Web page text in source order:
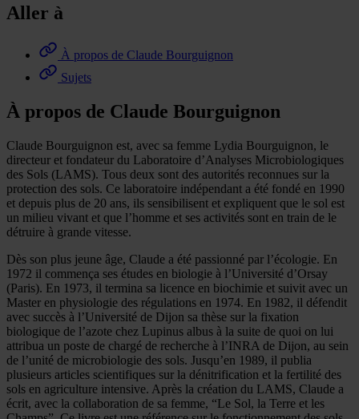
Aller à
À propos de Claude Bourguignon
Sujets
À propos de Claude Bourguignon
Claude Bourguignon est, avec sa femme Lydia Bourguignon, le
directeur et fondateur du Laboratoire d’Analyses Microbiologiques
des Sols (LAMS). Tous deux sont des autorités reconnues sur la
protection des sols. Ce laboratoire indépendant a été fondé en 1990
et depuis plus de 20 ans, ils sensibilisent et expliquent que le sol est
un milieu vivant et que l’homme et ses activités sont en train de le
détruire à grande vitesse.
Dès son plus jeune âge, Claude a été passionné par l’écologie. En
1972 il commença ses études en biologie à l’Université d’Orsay
(Paris). En 1973, il termina sa licence en biochimie et suivit avec un
Master en physiologie des régulations en 1974. En 1982, il défendit
avec succès à l’Université de Dijon sa thèse sur la fixation
biologique de l’azote chez Lupinus albus à la suite de quoi on lui
attribua un poste de chargé de recherche à l’INRA de Dijon, au sein
de l’unité de microbiologie des sols. Jusqu’en 1989, il publia
plusieurs articles scientifiques sur la dénitrification et la fertilité des
sols en agriculture intensive. Après la création du LAMS, Claude a
écrit, avec la collaboration de sa femme, “Le Sol, la Terre et les